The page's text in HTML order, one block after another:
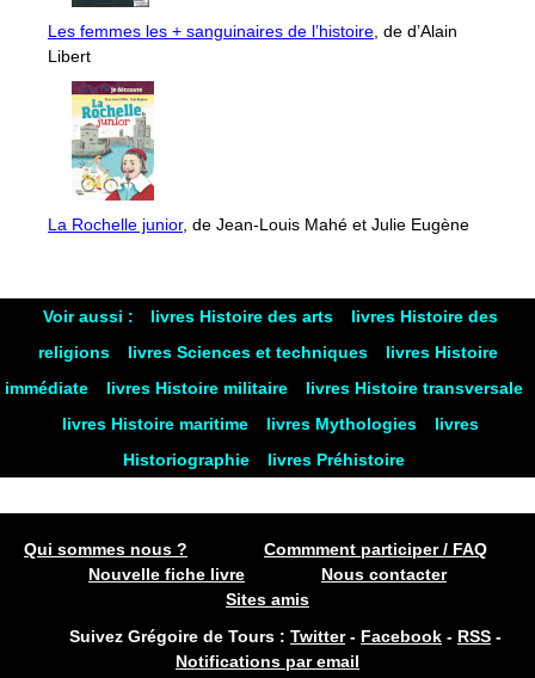
Les femmes les + sanguinaires de l’histoire , de d’Alain
Libert
La Rochelle junior, de Jean-Louis Mahé et Julie Eugène
Voir aussi : livres Histoire des arts
livres Histoire des
religions
livres Sciences et techniques
livres Histoire
immédiate
livres Histoire militaire
livres Histoire transversale
livres Histoire maritime
livres Mythologies
livres
Historiographie
livres Préhistoire
Qui sommes nous ?
Commment participer / FAQ
Nouvelle fiche livre
Nous contacter
Sites amis
Suivez Grégoire de Tours : Twitter- Facebook - RSS -
Notifications par email